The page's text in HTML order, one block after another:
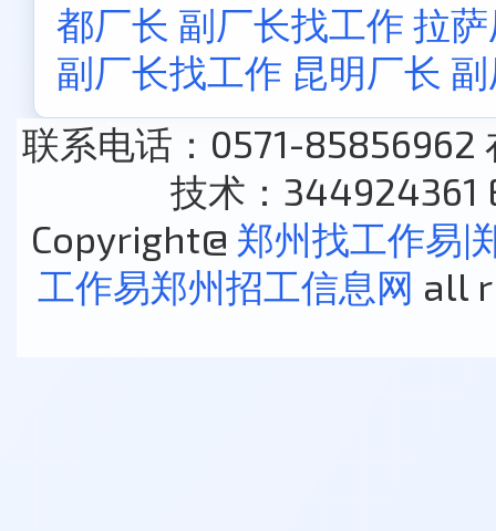
都厂长 副厂长找工作 拉
副厂长找工作 昆明厂长
联系电话：0571-85856962
技术：344924361
Copyright@ 郑州找工作易|
工作易郑州招工信息网 all